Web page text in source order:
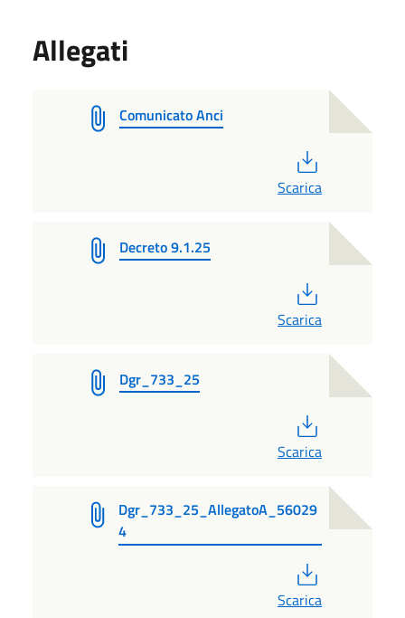
Allegati
Comunicato Anci
Scarica
Decreto 9.1.25
Scarica
Dgr_733_25
Scarica
Dgr_733_25_AllegatoA_56029
4
Scarica